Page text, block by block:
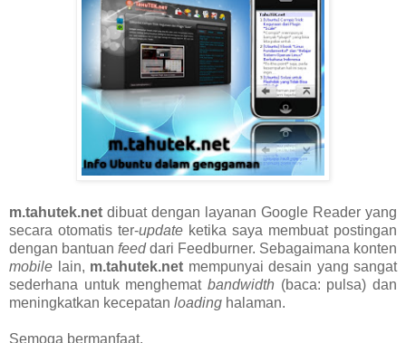
m.tahutek.net dibuat dengan layanan Google Reader yang
secara otomatis ter-update ketika saya membuat postingan
dengan bantuan feeddari Feedburner. Sebagaimana konten
mobile lain, m.tahutek.net mempunyai desain yang sangat
sederhana untuk menghemat bandwidth (baca: pulsa) dan
meningkatkan kecepatan loading halaman.
Semoga bermanfaat.